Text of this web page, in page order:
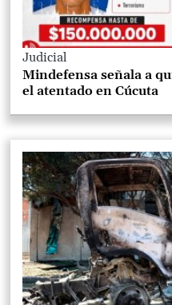
Judicial
Mindefensa señala a
el atentado en Cúcuta